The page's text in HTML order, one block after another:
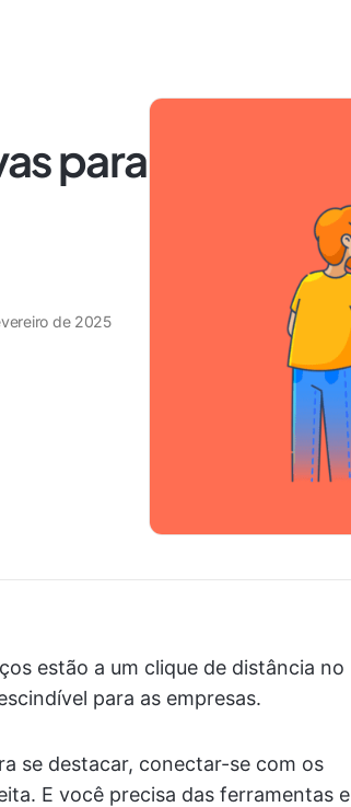
para
de 2025
estão a um clique de distância no
para as empresas.
se destacar, conectar-se com os
E você precisa das ferramentas e